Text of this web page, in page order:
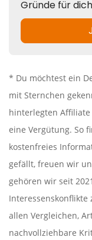
* Du möchtest ein
mit Sternchen
hinterlegten
eine Vergütung. So
kostenfreies
gefällt, freuen wir
gehören wir seit
allen Vergleichen,
nachvollziehbare